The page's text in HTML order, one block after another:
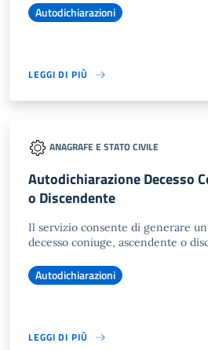
Autodichiarazioni
LEGGI DI PIÙ
ANAGRAFE E STATO CIVILE
Autodichiarazione Decesso
o Discendente
Il servizio consente di generare
decesso coniuge, ascendente o
Autodichiarazioni
LEGGI DI PIÙ